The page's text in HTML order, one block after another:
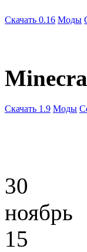
Скачать 0.16 Моды
Скачать 1.9 Моды
30
ноябрь
15